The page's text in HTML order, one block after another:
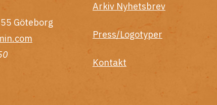
Göteborg
Arkiv Nyhetsbrev
Press/Logotyper
Kontakt